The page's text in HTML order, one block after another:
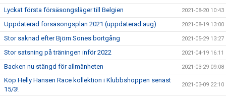
Lyckat första försäsongsläger till Belgien 2021-08-20 10:43
Uppdaterad försäsongsplan 2021 (uppdaterad aug) 2021-08-19 13:00
Stor saknad efter Björn Sones bortgång 2021-05-29 13:27
Stor satsning på träningen inför 2022 2021-04-19 16:11
Backen nu stängd för allmänheten 2021-03-29 09:08
Köp Helly Hansen Race kollektion i Klubbshoppen senast
15/3!
2021-03-09 22:10